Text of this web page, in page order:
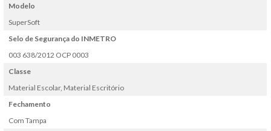
Modelo
SuperSoft
Selo de Segurança do INMETRO
003 638/2012 OCP 0003
Classe
Material Escolar, Material Escritório
Fechamento
Com Tampa